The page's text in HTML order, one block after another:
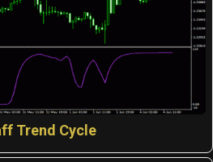
Trend Cycle